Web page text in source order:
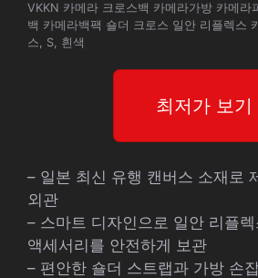
VKKN 카메라 크로스백 카메라가방 카메라
백 카메라백팩 숄더 크로스 일안 리플렉스
스, S, 흰색
최저가 보기
– 일본 최신 유행 캔버스 소재로
외관
– 스마트 디자인으로 일안 리플
액세서리를 안전하게 보관
– 편안한 숄더 스트랩과 가방 손